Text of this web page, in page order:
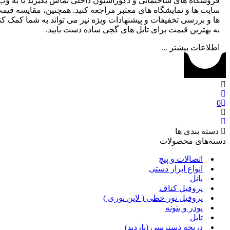
ها و نمایشگاه های معتبر مراجعه کنید. همچنین، مقایسه قیمت
بررسی تخفیفات و پیشنهادات ویژه نیز می تواند به شما کمک کند تا
قیمت برای تایل های گچی ساده دست یابید.
بیشتر ...
بندی ها
محصولات
اتصالات و پیچ
انواع ابراز دستی
پانل
پروفیل کناف
پروفیل نور خطی ( لاین نوری )
پودر و بتونه
تایل
دریچه دسترسی (بازدید)